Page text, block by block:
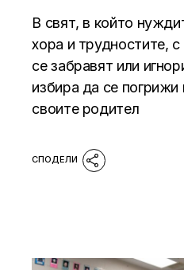
В свят, в който
хора и трудностите,
се забравят или
избира да се погрижи
своите родител